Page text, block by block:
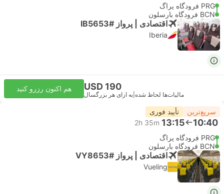
PRG فرودگاه پراگ
BCN فرودگاه بارسلون
اقتصادی | پرواز #IB5653
Iberia
USD 190
مالیات‌ها لحاظ شده به ازای هر بزرگسال
هم اکنون رزرو کنید
سریع‌ترین تأیید فوری
10:40
13:15
2h 35m
PRG فرودگاه پراگ
BCN فرودگاه بارسلون
اقتصادی | پرواز #VY8653
Vueling